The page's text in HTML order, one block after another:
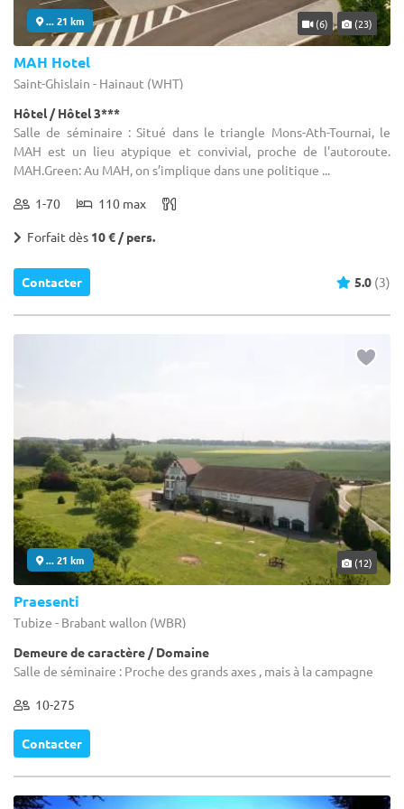
... 21 km (6) (23)
MAH Hotel
Saint-Ghislain - Hainaut (WHT)
Hôtel / Hôtel 3***
Salle de séminaire : Situé dans le triangle Mons-Ath-Tournai, le
MAH est un lieu atypique et convivial, proche de l'autoroute.
MAH.Green: Au MAH, on s’implique dans une politique ...
1-70 110 max
Forfait dès 10 € / pers.
Contacter 5.0 (3)
... 21 km (12)
Praesenti
Tubize - Brabant wallon (WBR)
Demeure de caractère / Domaine
Salle de séminaire : Proche des grands axes , mais à la campagne
10-275
Contacter